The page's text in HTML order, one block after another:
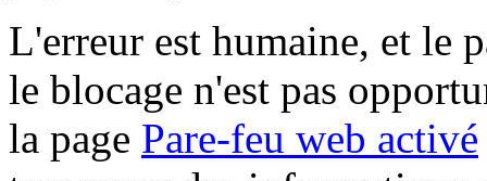
L'erreur est humaine, et le
le blocage n'est pas
la page Pare-feu web activé